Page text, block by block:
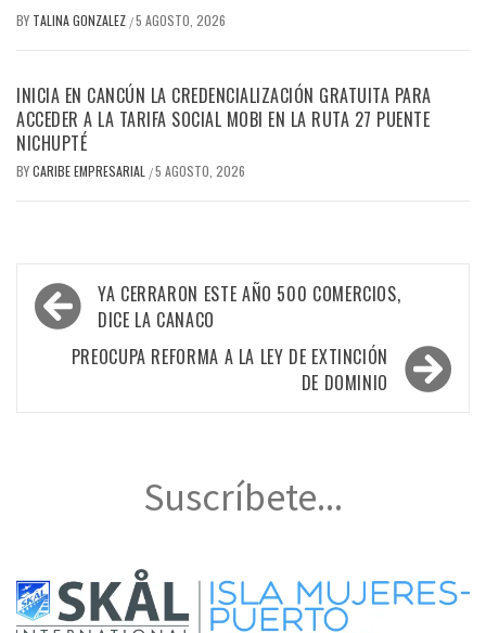
BY TALINA GONZALEZ /5 AGOSTO, 2026
INICIA EN CANCÚN LA CREDENCIALIZACIÓN GRATUITA PARA
ACCEDER A LA TARIFA SOCIAL MOBI EN LA RUTA 27 PUENTE
NICHUPTÉ
BYCARIBE EMPRESARIAL /5 AGOSTO, 2026
Navegación
de
entradas
YA CERRARON ESTE AÑO 500 COMERCIOS,
DICE LA CANACO
PREOCUPA REFORMA A LA LEY DE EXTINCIÓN
DE DOMINIO
Suscríbete...